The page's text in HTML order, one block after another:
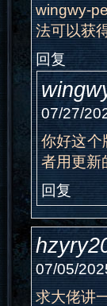
wingwy-
法可以获
回复
07/27/
你好这个
者用更新
回复
07/05/
求大佬讲